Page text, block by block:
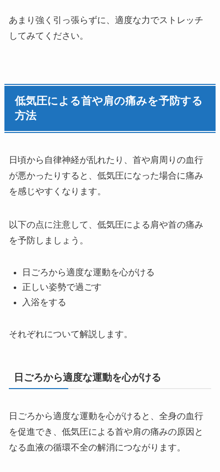
あまり強く引っ張らずに、適度な力でストレッチ
してみてください。
低気圧による首や肩の痛みを予防する
方法
日頃から自律神経が乱れたり、首や肩周りの血行
が悪かったりすると、低気圧になった場合に痛み
を感じやすくなります。
以下の点に注意して、低気圧による肩や首の痛み
を予防しましょう。
日ごろから適度な運動を心がける
正しい姿勢で過ごす
入浴をする
それぞれについて解説します。
日ごろから適度な運動を心がける
日ごろから適度な運動を心がけると、全身の血行
を促進でき、低気圧による首や肩の痛みの原因と
なる血液の循環不全の解消につながります。